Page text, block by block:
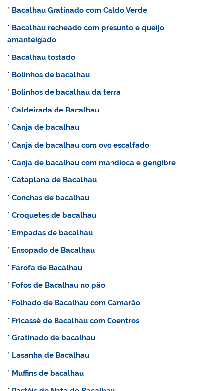
* Bacalhau Gratinado com Caldo Verde
* Bacalhau recheado com presunto e queijo
amanteigado
* Bacalhau tostado
* Bolinhos de bacalhau
* Bolinhos de bacalhau da terra
*Caldeirada de Bacalhau
*Canja de bacalhau
*Canja de bacalhau com ovo escalfado
*Canja de bacalhau com mandioca e gengibre
*Cataplana de Bacalhau
*Conchas de bacalhau
*Croquetes de bacalhau
* Empadas de bacalhau
* Ensopado de Bacalhau
* Farofa de Bacalhau
* Fofos de Bacalhau no pão
* Folhado de Bacalhau com Camarão
* Fricassé de Bacalhau com Coentros
*Gratinado de bacalhau
* Lasanha de Bacalhau
* Muffins de bacalhau